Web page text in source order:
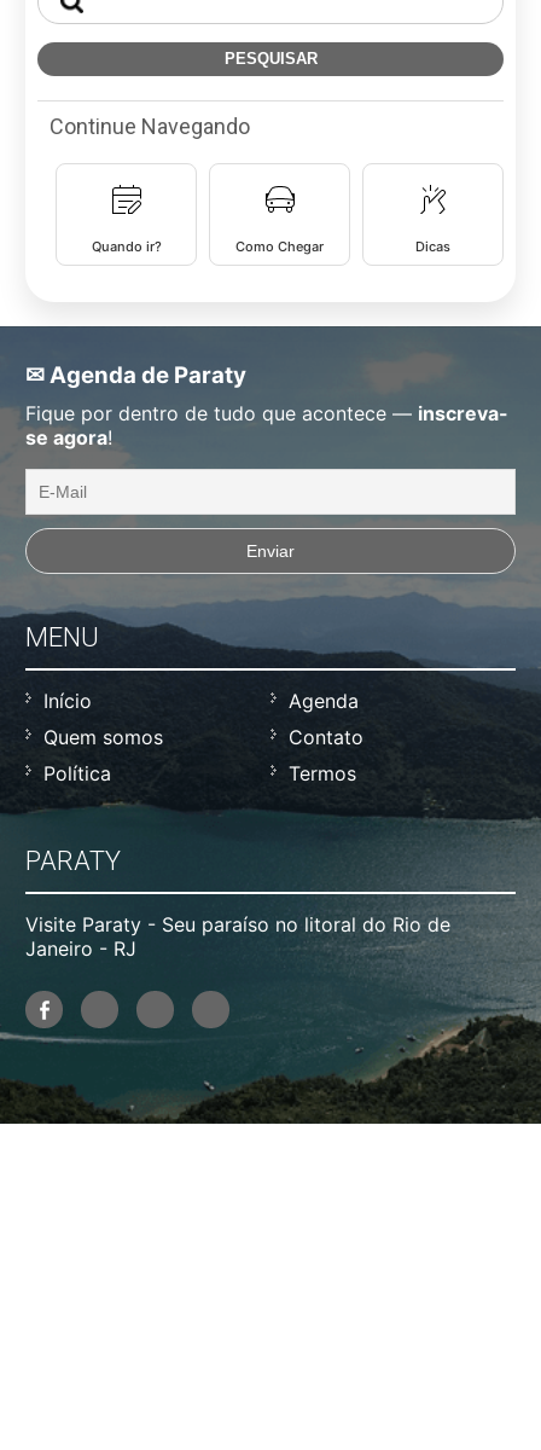
Continue Navegando
Quando ir? Como Chegar Dicas
✉ Agenda de Paraty
Fique por dentro de tudo que acontece — inscreva-
se agora!
MENU
Início
Agenda
Quem somos
Contato
Política
Termos
PARATY
Visite Paraty - Seu paraíso no litoral do Rio de
Janeiro - RJ